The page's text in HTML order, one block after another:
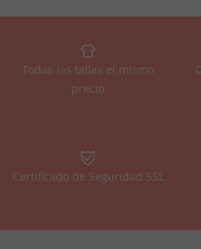
Todas las tallas el mismo
precio
Certificado de Seguridad SSL